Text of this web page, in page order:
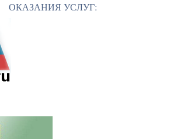
ОКАЗАНИЯ УСЛУГ: